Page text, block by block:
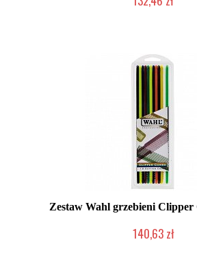
Zestaw Wahl grzebieni Clipper
140,63 zł